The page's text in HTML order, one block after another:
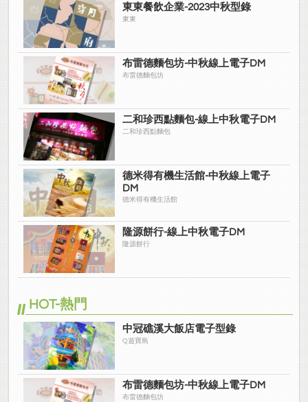
東東餐飲企業-2023中秋型錄
東東
布雷德麵包坊-中秋線上電子DM
布雷德麵包坊
二和珍西點麵包-線上中秋電子DM
二和珍西點麵包
德米得有機生活館-中秋線上電子
DM
德米得有機生活館
隆源餅行-線上中秋電子DM
隆源餅行
HOT-熱門
中冠礁溪大飯店電子型錄
Q遊寶島
布雷德麵包坊-中秋線上電子DM
布雷德麵包坊